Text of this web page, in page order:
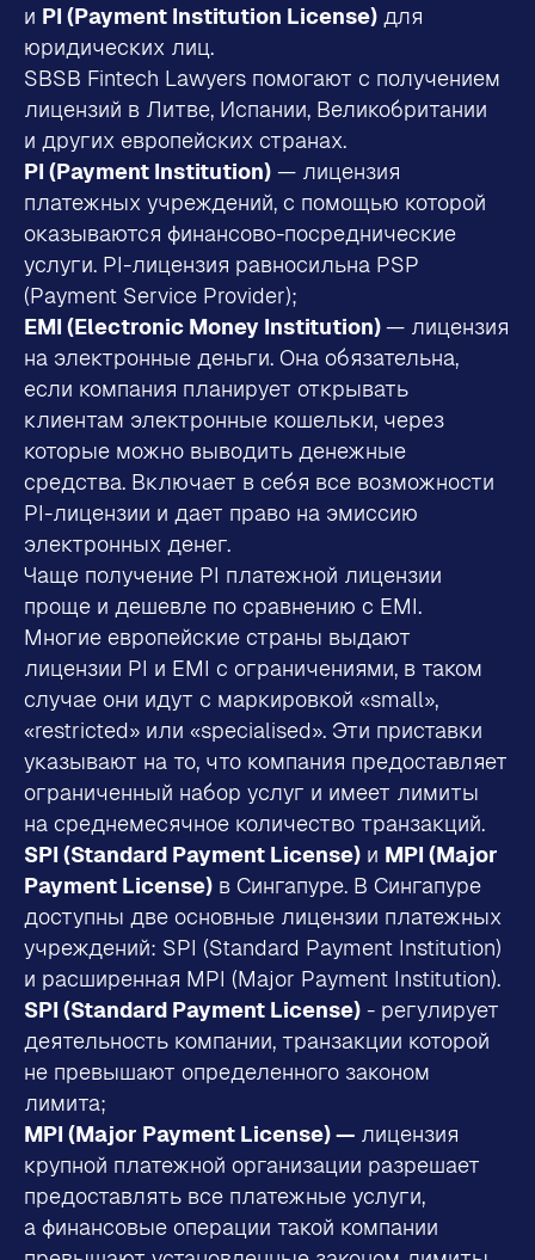
и PI (Payment Institution License) для
юридических лиц.
SBSB Fintech Lawyers помогают с получением
лицензий в Литве, Испании, Великобритании
и других европейских странах.
PI (Payment Institution) — лицензия
платежных учреждений, с помощью которой
оказываются финансово-посреднические
услуги. PI-лицензия равносильна PSP
(Payment Service Provider);
EMI (Electronic Money Institution)— лицензия
на электронные деньги. Она обязательна,
если компания планирует открывать
клиентам электронные кошельки, через
которые можно выводить денежные
средства. Включает в себя все возможности
PI-лицензии и дает право на эмиссию
электронных денег.
Чаще получение PI платежной лицензии
проще и дешевле по сравнению с EMI.
Многие европейские страны выдают
лицензии PI и EMI с ограничениями, в таком
случае они идут с маркировкой «small»,
«restricted» или «specialised». Эти приставки
указывают на то, что компания предоставляет
ограниченный набор услуг и имеет лимиты
на среднемесячное количество транзакций.
SPI (Standard Payment License) и MPI (Major
Payment License) в Сингапуре. В Сингапуре
доступны две основные лицензии платежных
учреждений: SPI (Standard Payment Institution)
и расширенная MPI (Major Payment Institution).
SPI (Standard Payment License) - регулирует
деятельность компании, транзакции которой
не превышают определенного законом
лимита;
MPI (Major Payment License) — лицензия
крупной платежной организации разрешает
предоставлять все платежные услуги,
а финансовые операции такой компании